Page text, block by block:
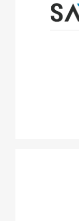
propose des
toutes les